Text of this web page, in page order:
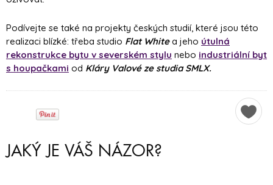
Podívejte se také na projekty českých studií, které jsou této
realizaci blízké: třeba studio Flat Whitea jeho útulná
rekonstrukce bytu v severském stylu nebo industriální byt
s houpačkami od Kláry Valové ze studia SMLX.
JAKÝ JE VÁŠ NÁZOR?